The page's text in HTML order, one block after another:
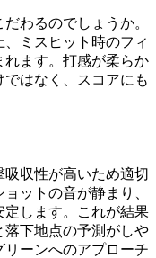
わるのでしょうか。
ミスヒット時のフィ
ます。打感が柔らか
はなく、スコアにも
収性が高いため適切
ットの音が静まり、
します。これが結果
落下地点の予測がしや
ーンへのアプローチ